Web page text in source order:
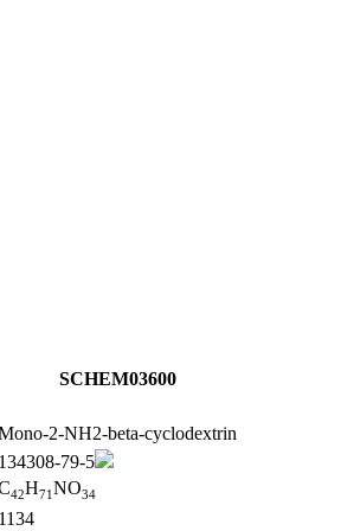
SCHEM03600
2-NH2-beta-cyclodextrin
134308-79-5
42H71NO34
1134